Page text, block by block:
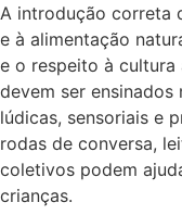
A introdução correta
e à alimentação
e o respeito à cultura
devem ser ensinados
lúdicas, sensoriais e
rodas de conversa,
coletivos podem
crianças.